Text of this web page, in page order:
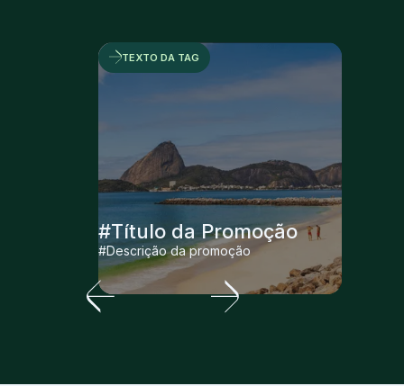
TEXTO DA TAG
#Título da Promoção
#Descrição da promoção